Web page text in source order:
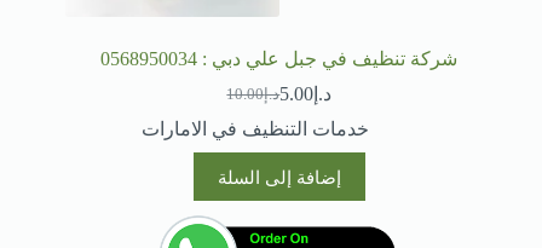
شركة تنظيف في جبل علي دبي : 0568950034
د.إ10.00
السعر
الأصلي
هو:
د.إ 5.00السعر
الحالي
هو:
خدمات التنظيف في الامارات
إضافة إلى السلة